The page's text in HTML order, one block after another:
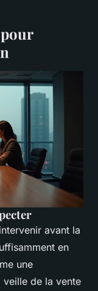
avant la
en
une
de la vente